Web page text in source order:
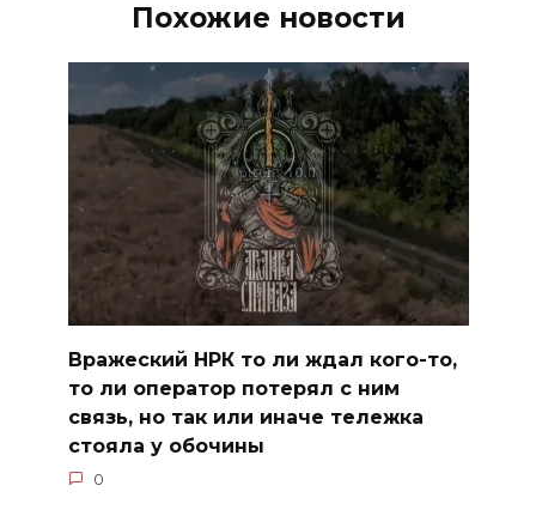
Похожие новости
Вражеский НРК то ли ждал кого-то,
то ли оператор потерял с ним
связь, но так или иначе тележка
стояла у обочины
0